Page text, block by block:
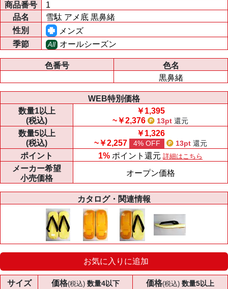
商品番号
1
品名
雪駄 アメ底 黒鼻緒
性別
メンズ
季節
All オールシーズン
色番号
色名
黒鼻緒
WEB特別価格
数量1以上
(税込)
￥1,395
~￥2,376
13pt 還元
数量5以上
(税込)
￥1,326
~￥2,257
4% OFF 13pt 還元
ポイント 1% ポイント還元 詳細はこちら
メーカー希望
小売価格
オープン価格
カタログ・関連情報
お気に入りに追加
サイズ 価格(税込) 数量4以下 価格(税込) 数量5以上